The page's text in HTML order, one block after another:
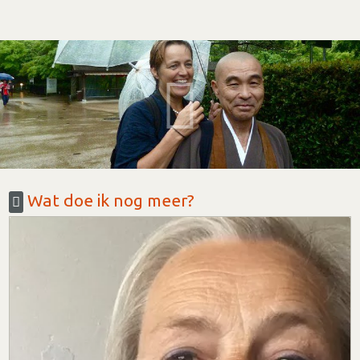
Wat doe ik nog meer?